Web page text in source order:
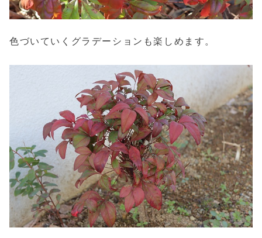
色づいていくグラデーションも楽しめます。